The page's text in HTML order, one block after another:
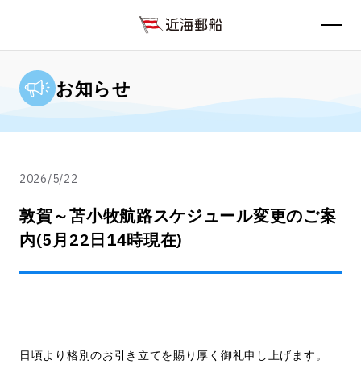
お知らせ
2026/5/22
敦賀～苫小牧航路スケジュール変更のご案
内(5月22日14時現在)
日頃より格別のお引き立てを賜り厚く御礼申し上げます。